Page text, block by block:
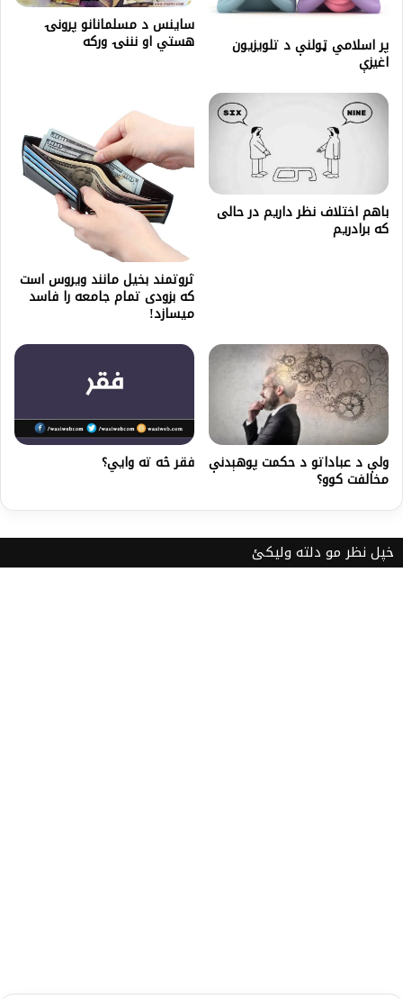
پر اسلامي ټولنې د تلويزيون
اغيزې
ساينس د مسلمانانو پرونۍ
هستي او نننۍ ورکه
باهم اختلاف نظر داریم در حالی
که برادریم
ثروتمند بخیل مانند ویروس است
که بزودی تمام جامعه را فاسد
میسازد!
ولې د عباداتو د حکمت پوهېدنې
مخالفت کوو؟
فقر څه ته وايي؟
خپل نظر مو دلته ولیکئ